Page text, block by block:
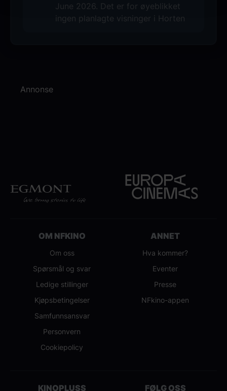
June 2026. Det er for øyeblikket
ingen planlagte visninger i Horten
Annonse
OM NFKINO
Om oss
Spørsmål og svar
Ledige stillinger
Kjøpsbetingelser
Samfunnsansvar
Personvern
Cookiepolicy
ANNET
Hva kommer?
Eventer
Presse
NFkino-appen
KINOPLUSS FØLG OSS